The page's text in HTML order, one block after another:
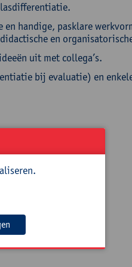
handige, pasklare
en
uit met collega’s.
bij evaluatie) en